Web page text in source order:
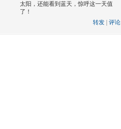
太阳，还能看到蓝天，惊呼这一天值
了！
转发
评论